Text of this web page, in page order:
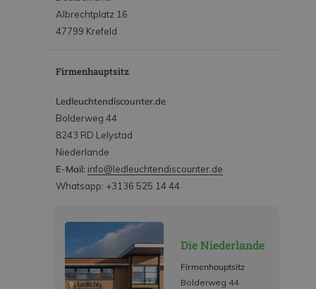
Albrechtplatz 16
47799 Krefeld
Firmenhauptsitz
Ledleuchtendiscounter.de
Bolderweg 44
8243 RD Lelystad
Niederlande
E-Mail: info@ledleuchtendiscounter.de
Whatsapp: +3136 525 14 44
Die Niederlande
Firmenhauptsitz
Bolderweg 44